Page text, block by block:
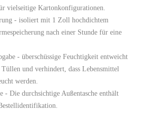
vielseitige Kartonkonfigurationen.
- isoliert mit 1 Zoll hochdichtem
nach einer Stunde für eine
- überschüssige Feuchtigkeit entweicht
und verhindert, dass Lebensmittel
werden.
- Die durchsichtige Außentasche enthält